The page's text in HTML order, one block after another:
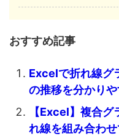
おすすめ記事
Excelで折れ線グ
の推移を分かり
【Excel】複合
れ線を組み合わ